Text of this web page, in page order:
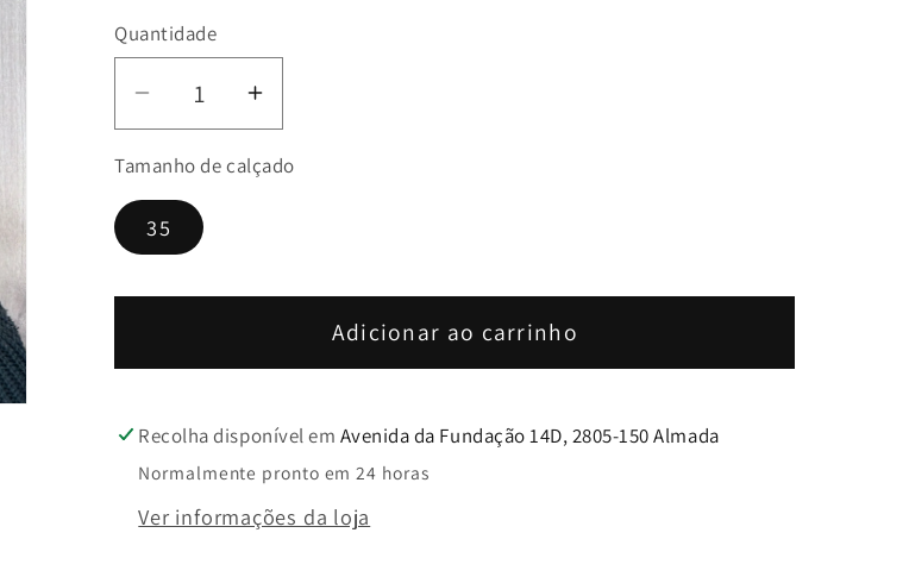
Quantidade
Diminuir
a
quantidade
de
Sapatilha
Aumentar
a
quantidade
Tamanho de calçado
35
Adicionar ao carrinho
Recolha disponível em Avenida da Fundação 14D, 2805-150 Almada
Normalmente pronto em 24 horas
Ver informações da loja